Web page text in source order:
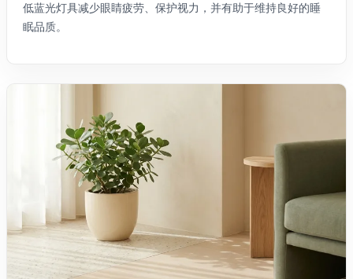
低蓝光灯具减少眼睛疲劳、保护视力，并有助于维持良好的睡
眠品质。